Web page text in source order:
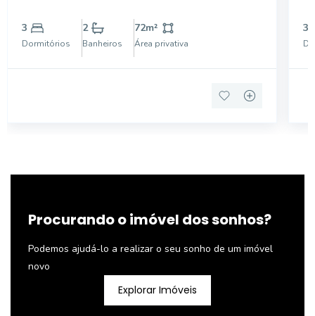
OPORTUNIDADE
3
Dormitórios
2
Banheiros
72m²
Área privativa
3
Procurando o imóvel dos sonhos?
Podemos ajudá-lo a realizar o seu sonho de um imóvel
novo
Explorar Imóveis